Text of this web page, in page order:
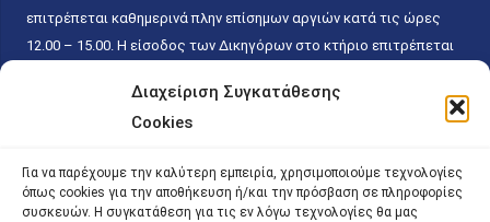
Διαχείριση Συγκατάθεσης
Cookies
Για να παρέχουμε την καλύτερη εμπειρία, χρησιμοποιούμε τεχνολογίες
όπως cookies για την αποθήκευση ή/και την πρόσβαση σε πληροφορίες
συσκευών. Η συγκατάθεση για τις εν λόγω τεχνολογίες θα μας
επιτρέπεται καθημερινά πλην επίσημων αργιών κατά τις ώρες
12.00 – 15.00. Η είσοδος των Δικηγόρων στο κτήριο επιτρέπεται
κάθε εργάσιμη ημέρα και ώρα χωρίς κανέναν χρονικό ή άλλο
περιορισμό. Η είσοδος του κοινού ειδικά στο γραφείο του
15.00. Η εξυπηρέτηση του κοινού πραγματοποιείται βάσει των
παγίων ισχυουσών διατάξεων. Για την αποφυγή συνωστισμού